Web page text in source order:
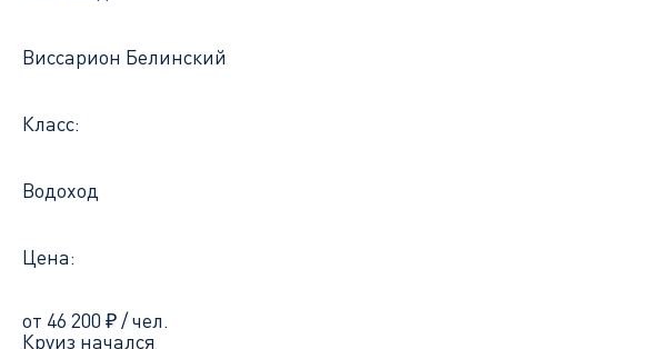
Виссарион Белинский
Класс:
Водоход
Цена:
от 46 200 ₽/ чел.
Круиз начался